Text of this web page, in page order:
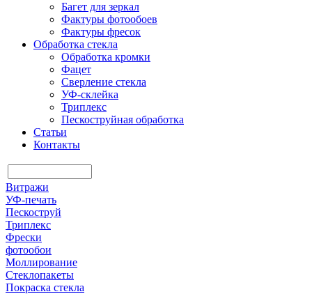
Багет для зеркал
Фактуры фотообоев
Фактуры фресок
Обработка стекла
Обработка кромки
Фацет
Сверление стекла
УФ-склейка
Триплекс
Пескоструйная обработка
Статьи
Контакты
Витражи
УФ-печать
Пескоструй
Триплекс
Фрески
фотообои
Моллирование
Стеклопакеты
Покраска стекла